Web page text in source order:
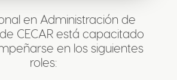
en Administración de
CECAR está capacitado
en los siguientes
roles: